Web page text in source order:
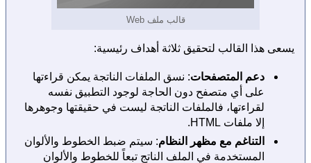
قالب ملف Web
يسعى هذا القالب لتحقيق ثلاثة أهداف رئيسية:
دعم المتصفحات: نسق الملفات الناتجة يمكن قراءتها
على أي متصفح دون الحاجة لوجود التطبيق نفسه
لقراءتها، فالملفات الناتجة ليست في حقيقتها وجوهرها
إلا ملفات HTML.
التناغم مع مظهر النظام: سيتم ضبط الخطوط والألوان
المستخدمة في الملف الناتج تبعاً للخطوط والألوان